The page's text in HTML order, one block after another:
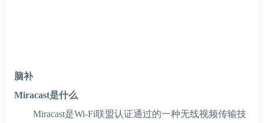
脑补
Miracast是什么
Miracast是Wi-Fi联盟认证通过的一种无线视频传输技